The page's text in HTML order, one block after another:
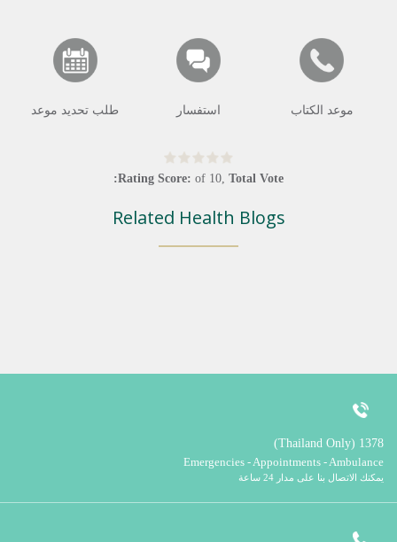
موعد الكتاب استفسار طلب تحديد موعد
Rating Score: of 10, Total Vote:
Related Health Blogs
1378 (Thailand Only)
Emergencies - Appointments - Ambulance
يمكنك الاتصال بنا على مدار 24 ساعة